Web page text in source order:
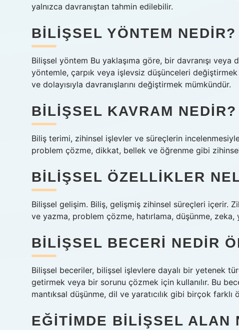
yalnızca davranıştan tahmin edilebilir.
BILIŞSEL YÖNTEM NEDIR?
Bilişsel yöntem Bu yaklaşıma göre, bir davranışı
yöntemle, çarpık veya işlevsiz düşünceleri
ve dolayısıyla davranışlarını değiştirmek mümkündür.
BILIŞSEL KAVRAM NEDIR?
Biliş terimi, zihinsel işlevler ve süreçlerin
problem çözme, dikkat, bellek ve öğrenme gibi
BILIŞSEL ÖZELLIKLER
Bilişsel gelişim. Biliş, gelişmiş zihinsel süreçleri içerir.
ve yazma, problem çözme, hatırlama, düşünme, zeka,
BILIŞSEL BECERI NEDIR
Bilişsel beceriler, bilişsel işlevlere dayalı bir yetenek
getirmek veya bir sorunu çözmek için kullanılır. Bu
mantıksal düşünme, dil ve yaratıcılık gibi birçok farklı
EĞITIMDE BILIŞSEL ALAN